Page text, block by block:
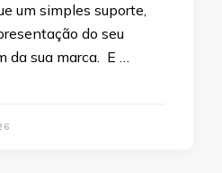
um simples suporte,
do seu
da sua marca. E …